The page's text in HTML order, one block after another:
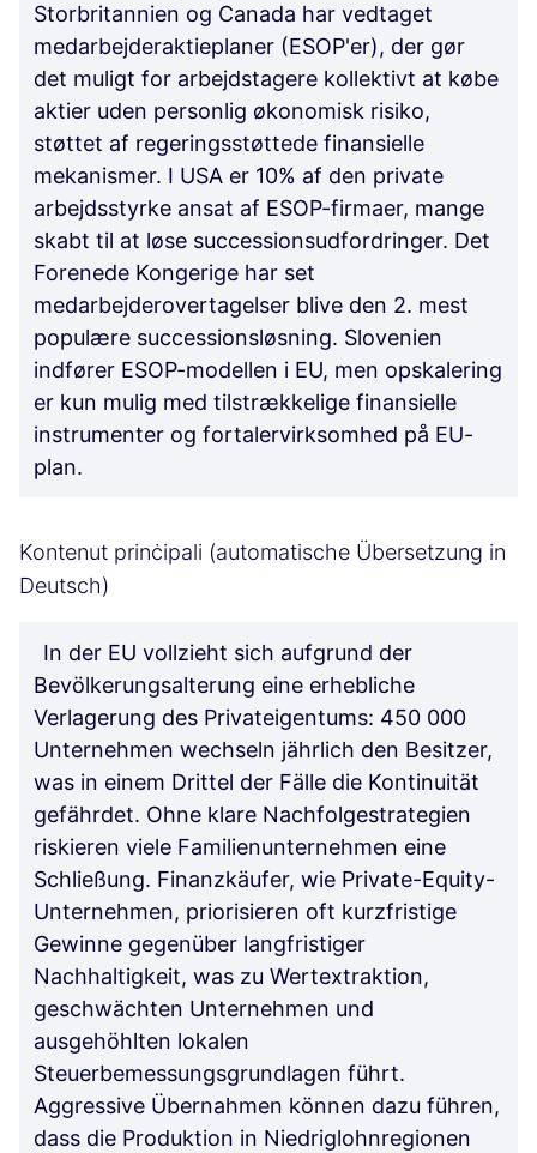
Storbritannien og Canada har vedtaget
medarbejderaktieplaner (ESOP'er), der gør
det muligt for arbejdstagere kollektivt at købe
aktier uden personlig økonomisk risiko,
støttet af regeringsstøttede finansielle
mekanismer. I USA er 10% af den private
arbejdsstyrke ansat af ESOP-firmaer, mange
skabt til at løse successionsudfordringer. Det
Forenede Kongerige har set
medarbejderovertagelser blive den 2. mest
populære successionsløsning. Slovenien
indfører ESOP-modellen i EU, men opskalering
er kun mulig med tilstrækkelige finansielle
instrumenter og fortalervirksomhed på EU-
plan.
Kontenut prinċipali (automatische Übersetzung in
Deutsch)
In der EU vollzieht sich aufgrund der
Bevölkerungsalterung eine erhebliche
Verlagerung des Privateigentums: 450 000
Unternehmen wechseln jährlich den Besitzer,
was in einem Drittel der Fälle die Kontinuität
gefährdet. Ohne klare Nachfolgestrategien
riskieren viele Familienunternehmen eine
Schließung. Finanzkäufer, wie Private-Equity-
Unternehmen, priorisieren oft kurzfristige
Gewinne gegenüber langfristiger
Nachhaltigkeit, was zu Wertextraktion,
geschwächten Unternehmen und
ausgehöhlten lokalen
Steuerbemessungsgrundlagen führt.
Aggressive Übernahmen können dazu führen,
dass die Produktion in Niedriglohnregionen